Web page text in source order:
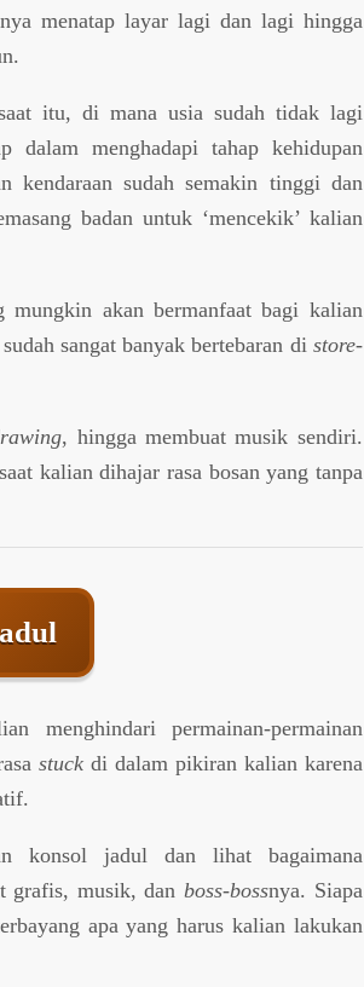
menatap layar lagi dan lagi hingga
itu, di mana usia sudah tidak lagi
menghadapi tahap kehidupan
kendaraan sudah semakin tinggi dan
badan untuk ‘mencekik’ kalian
mungkin akan bermanfaat bagi kalian
sangat banyak bertebaran di store-
, hingga membuat musik sendiri.
kalian dihajar rasa bosan yang tanpa
menghindari permainan-permainan
stuckdi dalam pikiran kalian karena
konsol jadul dan lihat bagaimana
grafis, musik, danboss-bossnya. Siapa
apa yang harus kalian lakukan